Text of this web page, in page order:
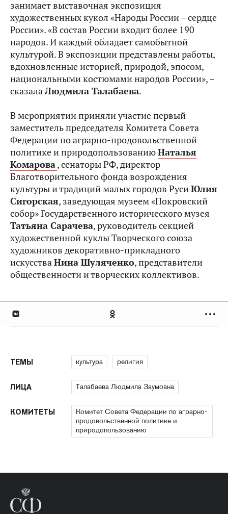
занимает выставочная экспозиция
художественных кукол «Народы России – сердце
России». «В состав России входит более 190
народов. И каждый обладает самобытной
культурой. В экспозиции представлены работы,
вдохновленные историей, природой, эпосом,
национальными костюмами народов России», –
сказалаЛюдмила Талабаева.
В мероприятии приняли участие первый
заместитель председателя Комитета Совета
Федерации по аграрно-продовольственной
политике и природопользованиюНаталья
Комарова, сенаторы РФ, директор
Благотворительного фонда возрождения
культуры и традиций малых городов РусиЮлия
Сигорская, заведующая музеем «Покровский
собор» Государственного исторического музея
Татьяна Сарачева, руководитель секцией
художественной куклы Творческого союза
художников декоративно-прикладного
искусстваНина Шуляченко, представители
общественности и творческих коллективов.
ТЕМЫ культура религия
ЛИЦА Талабаева Людмила Заумовна
КОМИТЕТЫ
Комитет Совета Федерации по аграрно-
продовольственной политике и
природопользованию